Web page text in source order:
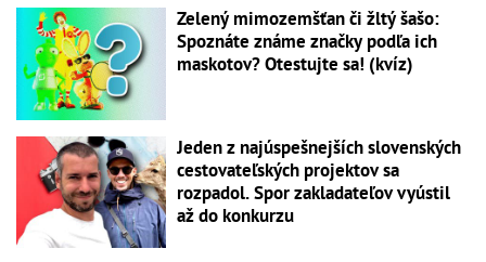
Zelený mimozemšťan či žltý šašo:
Spoznáte známe značky podľa ich
maskotov? Otestujte sa! (kvíz)
Jeden z najúspešnejších slovenských
cestovateľských projektov sa
rozpadol. Spor zakladateľov vyústil
až do konkurzu